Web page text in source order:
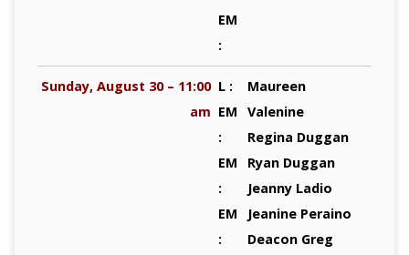
EM
:
Sunday, August 30 – 11:00
am
L :
EM
:
EM
:
EM
:
Maureen
Valenine
Regina Duggan
Ryan Duggan
Jeanny Ladio
Jeanine Peraino
Deacon Greg